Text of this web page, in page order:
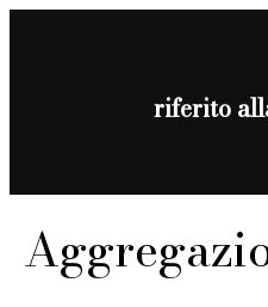
riferito